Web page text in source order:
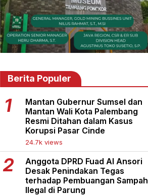
Berita Populer
Mantan Gubernur Sumsel dan
Mantan Wali Kota Palembang
Resmi Ditahan dalam Kasus
Korupsi Pasar Cinde
24.7k views
Anggota DPRD Fuad Al Ansori
Desak Penindakan Tegas
terhadap Pembuangan Sampah
Ilegal di Parung